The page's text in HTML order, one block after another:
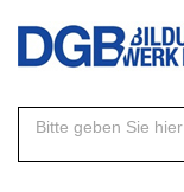
Direkt
Inhalt